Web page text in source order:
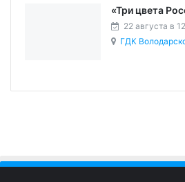
«Три цвета
22 августа в
ГДК